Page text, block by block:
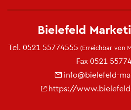
Bie­le­feld
Tel. 0521 55774555 (Er­reich­bar von
Fax 0521
info@​bielefeld-​
https://​